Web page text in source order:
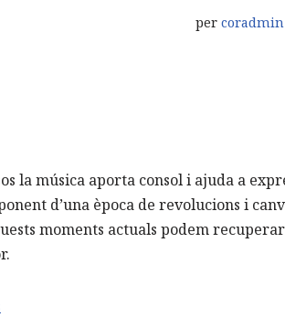
per coradmin
la música aporta consol i ajuda a
d’una època de revolucions i
moments actuals podem